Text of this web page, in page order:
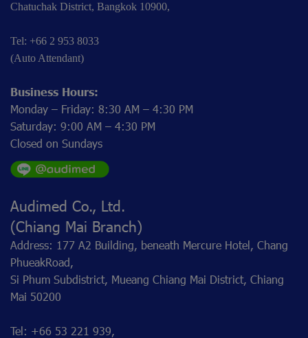
Chatuchak District, Bangkok 10900,
Tel: +66 2 953 8033
(Auto Attendant)
Business Hours:
Monday – Friday: 8:30 AM – 4:30 PM
Saturday: 9:00 AM – 4:30 PM
Closed on Sundays
Audimed Co., Ltd.
(Chiang Mai Branch)
Address: 177 A2 Building, beneath Mercure Hotel, Chang
PhueakRoad,
Si Phum Subdistrict, Mueang Chiang Mai District, Chiang
Mai 50200
Tel: +66 53 221 939,